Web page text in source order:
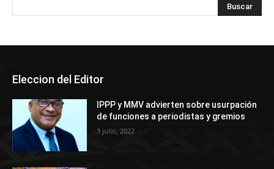
Eleccion del Editor
IPPP y MMV advierten sobre usurpación
de funciones a periodistas y gremios
3 julio, 2022